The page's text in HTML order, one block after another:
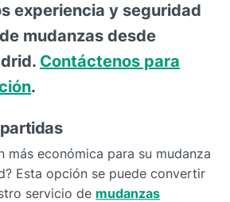
experiencia y seguridad
mudanzas desde
Contáctenos para
.
más económica para su mudanza
Esta opción se puede convertir
servicio de mudanzas